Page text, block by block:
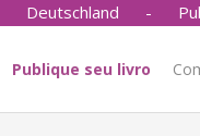
Deutschland -
Publique seu livro